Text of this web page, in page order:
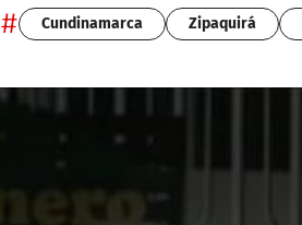
# Cundinamarca Zipaquirá